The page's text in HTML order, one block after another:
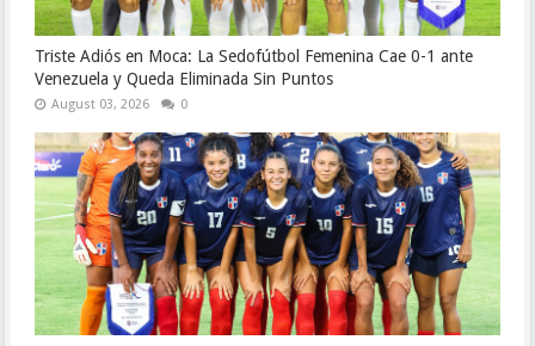
Triste Adiós en Moca: La Sedofútbol Femenina Cae 0-1 ante
Venezuela y Queda Eliminada Sin Puntos
August 03, 2026 0